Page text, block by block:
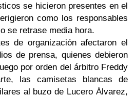
se hicieron presentes en el
como los responsables
se retrase media hora.
de organización afectaron el
de prensa, quienes debieron
por orden del árbitro Freddy
las camisetas blancas de
al buzo de Lucero Álvarez,